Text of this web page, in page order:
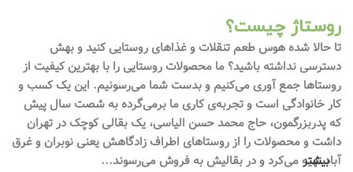
روستاژ چیست؟
تا حالا شده هوس طعم تنقلات و غذاهای روستایی کنید و بهش
دسترسی نداشته باشید؟ ما محصولات روستایی را با بهترین کیفیت از
روستاها جمع آوری می‌کنیم و بدست شما می‌رسونیم. این یک کسب و
کار خانوادگی است و تجربه‌ی کاری ما برمی‌گرده به شصت سال پیش
که پدربزرگمون، حاج محمد حسن الیاسی، یک بقالی کوچک در تهران
داشت و محصولات را از روستاهای اطراف زادگاهش یعنی نوبران و غرق
آباد تهیه می‌کرد و در بقالیش به فروش می‌رسوند...
بیشتر